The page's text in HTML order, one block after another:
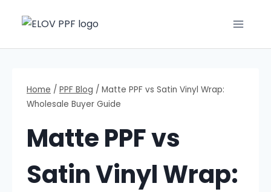
Home / PPF Blog / Matte PPF vs Satin Vinyl Wrap:
Wholesale Buyer Guide
Matte PPF vs
Satin Vinyl Wrap: